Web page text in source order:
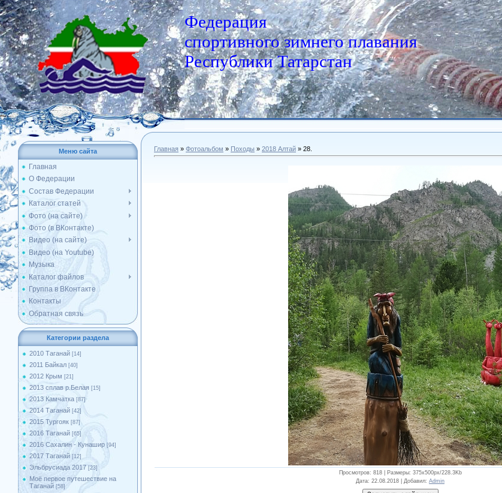
Федерация
спортивного зимнего плавания
Республики Татарстан
Меню сайта
Главная
О Федерации
Состав Федерации
Каталог статей
Фото (на сайте)
Фото (в ВКонтакте)
Видео (на сайте)
Видео (на Youtube)
Музыка
Каталог файлов
Группа в ВКонтакте
Контакты
Обратная связь
Категории раздела
2010 Таганай [14]
2011 Байкал [40]
2012 Крым [21]
2013 сплав р.Белая [15]
2013 Камчатка [87]
2014 Таганай [42]
2015 Тургояк [87]
2016 Таганай [65]
2016 Сахалин - Кунашир [94]
2017 Таганай [12]
Эльбрусиада 2017 [23]
Моё первое путешествие на
Таганай [58]
Главная » Фотоальбом » Походы » 2018 Алтай » 28.
Просмотров: 818 | Размеры: 375x500px/228.3Kb
Дата: 22.08.2018 | Добавил: Admin